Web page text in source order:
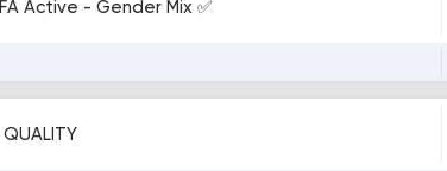
Active - Gender Mix ✅
-- TRUST QUALITY